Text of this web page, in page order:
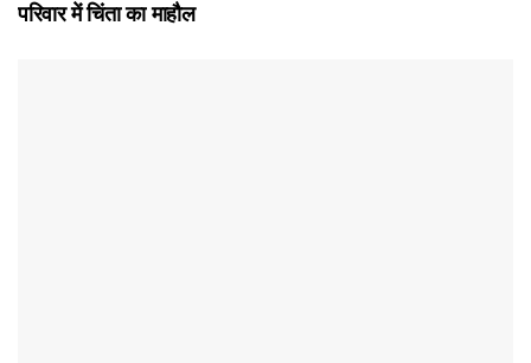
परिवार में चिंता का माहौल